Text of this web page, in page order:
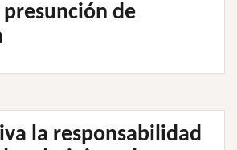
presunción de
la responsabilidad